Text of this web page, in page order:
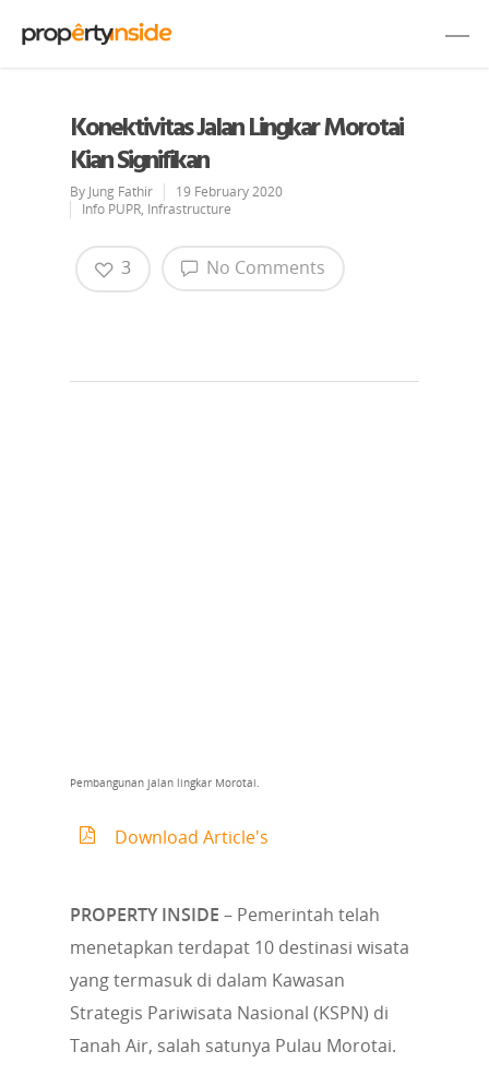
Konektivitas Jalan Lingkar Morotai
Kian Signifikan
By Jung Fathir
19 February 2020
Info PUPR, Infrastructure
No Comments
3
Pembangunan jalan lingkar Morotai.
Download Article's
PROPERTY INSIDE – Pemerintah telah
menetapkan terdapat 10 destinasi wisata
yang termasuk di dalam Kawasan
Strategis Pariwisata Nasional (KSPN) di
Tanah Air, salah satunya Pulau Morotai.